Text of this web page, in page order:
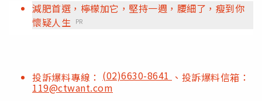
減肥首選，檸檬加它，堅持一週，腰細了，瘦到你
懷疑人生
PR
投訴爆料專線： (02)6630-8641 、投訴爆料信箱：
119@ctwant.com